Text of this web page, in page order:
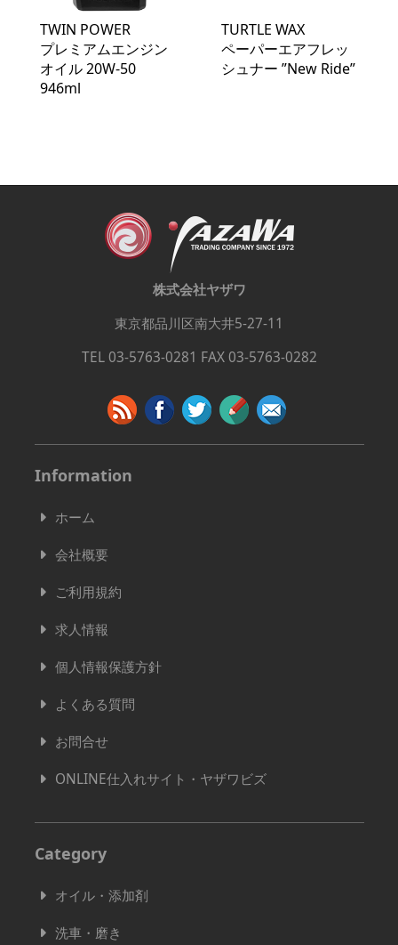
TWIN POWER
プレミアムエンジン
オイル 20W-50
946ml
TURTLE WAX
ペーパーエアフレッ
シュナー ”New Ride”
株式会社ヤザワ
東京都品川区南大井5-27-11
TEL 03-5763-0281 FAX 03-5763-0282
Information
ホーム
会社概要
ご利用規約
求人情報
個人情報保護方針
よくある質問
お問合せ
ONLINE仕入れサイト・ヤザワビズ
Category
オイル・添加剤
洗車・磨き